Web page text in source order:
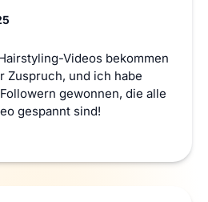
Videos bekommen
Zuspruch, und ich habe
gewonnen, die alle
gespannt sind!